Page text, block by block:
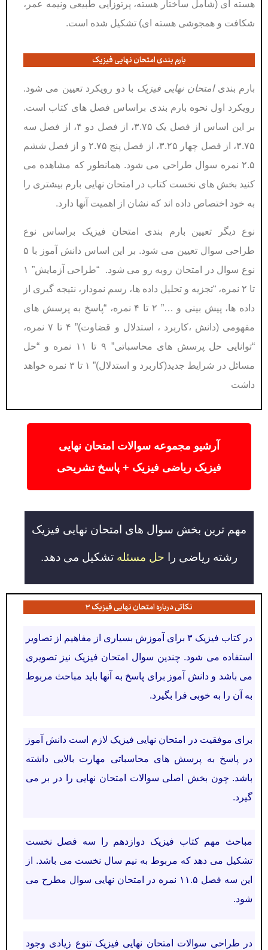
هسته ای (شامل ساختار هسته، پرتوزایی طبیعی ونیمه عمر،
شکافت و همجوشی هسته ای) تشکیل شده است.
بارم بندی امتحان نهایی فیزیک
بارم بندی امتحان نهایی فیزیک با دو رویکرد تعیین می شود.
رویکرد اول نحوه بارم بندی براساس فصل های کتاب است.
بر این اساس از فصل یک ۳.۷۵، از فصل دو ۴، از فصل سه
۳.۷۵، از فصل چهار ۳.۲۵، از فصل پنج ۲.۷۵ و از فصل ششم
۲.۵ نمره سوال طراحی می شود. همانطور که مشاهده می
کنید بخش های نخست کتاب در امتحان نهایی بارم بیشتری را
به خود اختصاص داده اند که نشان از اهمیت آنها دارد.
نوع دیگر تعیین بارم بندی امتحان فیزیک براساس نوع
طراحی سوال تعیین می شود. بر این اساس دانش آموز با ۵
نوع سوال در امتحان روبه رو می شود. “طراحی آزمایش” ۱
تا ۲ نمره، “تجزیه و تحلیل داده ها، رسم نمودار، نتیجه گیری از
داده ها، پیش بینی و …” ۲ تا ۴ نمره، “پاسخ به پرسش های
مفهومی (دانش ،کاربرد ، استدلال و قضاوت)” ۴ تا ۷ نمره،
“توانایی حل پرسش های محاسباتی” ۹ تا ۱۱ نمره و “حل
مسائل در شرایط جدید(کاربرد و استدلال)” ۱ تا ۳ نمره خواهد
داشت
آرشیو مجموعه سوالات امتحان نهایی
فیزیک ریاضی فیزیک + پاسخ تشریحی
مهم ترین بخش سوال های امتحان نهایی فیزیک
رشته ریاضی را حل مسئله تشکیل می دهد.
نکاتی درباره امتحان نهایی فیزیک ۳
در کتاب فیزیک ۳ برای آموزش بسیاری از مفاهیم از تصاویر
استفاده می شود. چندین سوال امتحان فیزیک نیز تصویری
می باشد و دانش آموز برای پاسخ به آنها باید مباحث مربوط
به آن را به خوبی فرا بگیرد.
برای موفقیت در امتحان نهایی فیزیک لازم است دانش آموز
در پاسخ به پرسش های محاسباتی مهارت بالایی داشته
باشد. چون بخش اصلی سوالات امتحان نهایی را در بر می
گیرد.
مباحث مهم کتاب فیزیک دوازدهم را سه فصل نخست
تشکیل می دهد که مربوط به نیم سال نخست می باشد. از
این سه فصل ۱۱.۵ نمره در امتحان نهایی سوال مطرح می
شود.
در طراحی سوالات امتحان نهایی فیزیک تنوع زیادی وجود